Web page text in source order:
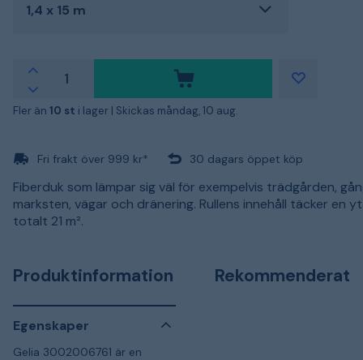
1,4 x 15 m
Fler än 10 st i lager | Skickas måndag, 10 aug.
Fri frakt över 999 kr* 30 dagars öppet köp
Fiberduk som lämpar sig väl för exempelvis trädgården,
marksten, vägar och dränering. Rullens innehåll täcker en
totalt 21 m².
Produktinformation
Egenskaper
Gelia 3002006761 är en
Rekommenderat